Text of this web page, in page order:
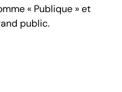
« Publique » et
public.